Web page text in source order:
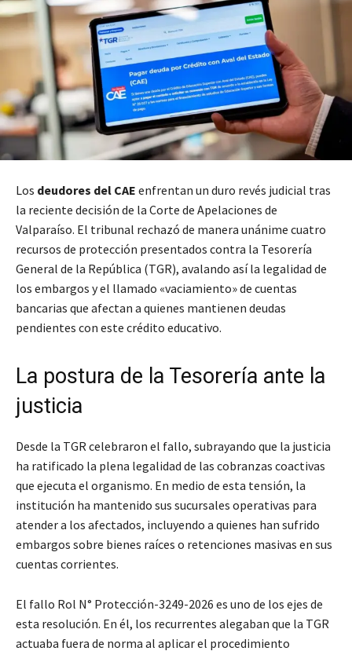
Los deudores del CAE enfrentan un duro revés judicial tras
la reciente decisión de la Corte de Apelaciones de
Valparaíso. El tribunal rechazó de manera unánime cuatro
recursos de protección presentados contra la Tesorería
General de la República (TGR), avalando así la legalidad de
los embargos y el llamado «vaciamiento» de cuentas
bancarias que afectan a quienes mantienen deudas
pendientes con este crédito educativo.
La postura de la Tesorería ante la
justicia
Desde la TGR celebraron el fallo, subrayando que la justicia
ha ratificado la plena legalidad de las cobranzas coactivas
que ejecuta el organismo. En medio de esta tensión, la
institución ha mantenido sus sucursales operativas para
atender a los afectados, incluyendo a quienes han sufrido
embargos sobre bienes raíces o retenciones masivas en sus
cuentas corrientes.
El fallo Rol N° Protección-3249-2026 es uno de los ejes de
esta resolución. En él, los recurrentes alegaban que la TGR
actuaba fuera de norma al aplicar el procedimiento